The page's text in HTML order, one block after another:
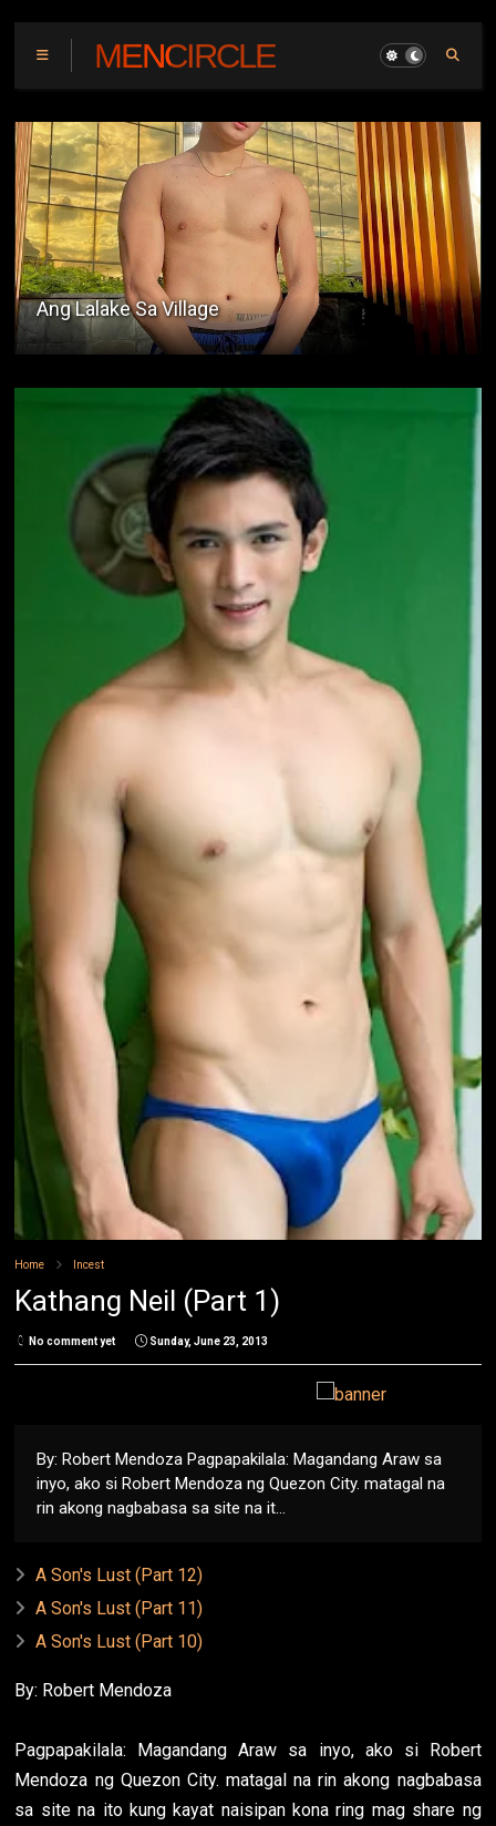
MENCIRCLE
Type ni Mayor
Home Incest
Kathang Neil (Part 1)
No comment yet Sunday, June 23, 2013
By: Robert Mendoza Pagpapakilala: Magandang Araw sa
inyo, ako si Robert Mendoza ng Quezon City. matagal na
rin akong nagbabasa sa site na it...
A Son's Lust (Part 12)
A Son's Lust (Part 11)
A Son's Lust (Part 10)
By: Robert Mendoza
Pagpapakilala: Magandang Araw sa inyo, ako si Robert
Mendoza ng Quezon City. matagal na rin akong nagbabasa
sa site na ito kung kayat naisipan kona ring mag share ng